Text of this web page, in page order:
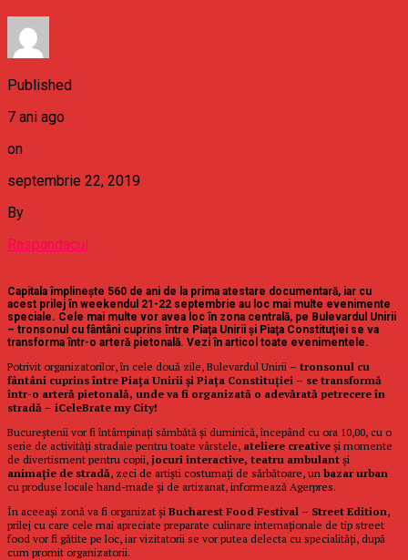
Published
7 ani ago
on
septembrie 22, 2019
By
Raspandacul
Capitala împlinește 560 de ani de la prima atestare documentară, iar cu
acest prilej în weekendul 21-22 septembrie au loc mai multe evenimente
speciale. Cele mai multe vor avea loc în zona centrală, pe Bulevardul Unirii
– tronsonul cu fântâni cuprins între Piaţa Unirii şi Piaţa Constituţiei se va
transforma într-o arteră pietonală. Vezi în articol toate evenimentele.
Potrivit organizatorilor, în cele două zile, Bulevardul Unirii – tronsonul cu
fântâni cuprins între Piaţa Unirii şi Piaţa Constituţiei – se transformă
într-o arteră pietonală, unde va fi organizată o adevărată petrecere în
stradă – iCeleBrate my City!
Bucureştenii vor fi întâmpinaţi sămbătă și duminică, începând cu ora 10,00, cu o
serie de activităţi stradale pentru toate vârstele, ateliere creative şi momente
de divertisment pentru copii, jocuri interactive, teatru ambulant şi
animaţie de stradă, zeci de artişti costumaţi de sărbătoare, un bazar urban
cu produse locale hand-made şi de artizanat, informează Agerpres.
În aceeași zonă va fi organizat și Bucharest Food Festival – Street Edition,
prilej cu care cele mai apreciate preparate culinare internaţionale de tip street
food vor fi gătite pe loc, iar vizitatorii se vor putea delecta cu specialităţi, după
cum promit organizatorii.